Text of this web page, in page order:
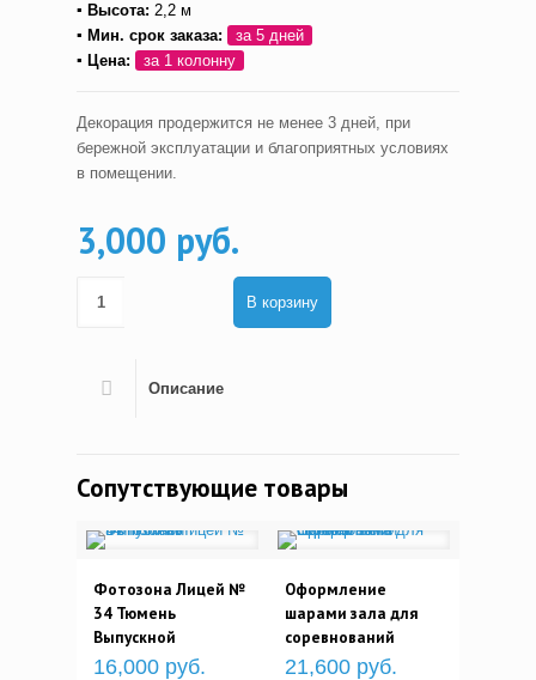
▪ Высота: 2,2 м
▪ Мин. срок заказа:
за 5 дней
▪ Цена:
за 1 колонну
Декорация продержится не менее 3 дней, при
бережной эксплуатации и благоприятных условиях
в помещении.
3,000 руб.
В корзину
Описание
Сопутствующие товары
Фотозона Лицей №
34 Тюмень
Выпускной
16,000 руб.
Оформление
шарами зала для
соревнований
21,600 руб.